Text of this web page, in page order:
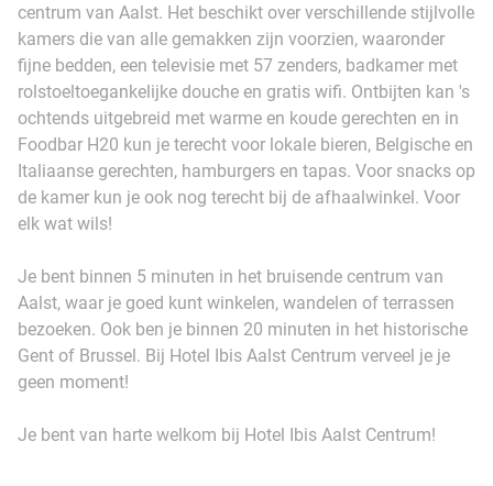
centrum van Aalst. Het beschikt over verschillende stijlvolle
kamers die van alle gemakken zijn voorzien, waaronder
fijne bedden, een televisie met 57 zenders, badkamer met
rolstoeltoegankelijke douche en gratis wifi. Ontbijten kan 's
ochtends uitgebreid met warme en koude gerechten en in
Foodbar H20 kun je terecht voor lokale bieren, Belgische en
Italiaanse gerechten, hamburgers en tapas. Voor snacks op
de kamer kun je ook nog terecht bij de afhaalwinkel. Voor
elk wat wils!
Je bent binnen 5 minuten in het bruisende centrum van
Aalst, waar je goed kunt winkelen, wandelen of terrassen
bezoeken. Ook ben je binnen 20 minuten in het historische
Gent of Brussel. Bij Hotel Ibis Aalst Centrum verveel je je
geen moment!
Je bent van harte welkom bij Hotel Ibis Aalst Centrum!